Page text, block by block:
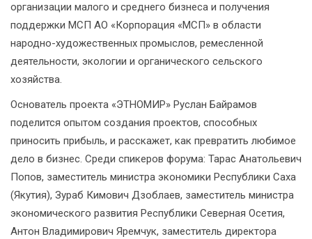
организации малого и среднего бизнеса и получения
поддержки МСП АО «Корпорация «МСП» в области
народно-художественных промыслов, ремесленной
деятельности, экологии и органического сельского
хозяйства.
Основатель проекта «ЭТНОМИР» Руслан Байрамов
поделится опытом создания проектов, способных
приносить прибыль, и расскажет, как превратить любимое
дело в бизнес. Среди спикеров форума: Тарас Анатольевич
Попов, заместитель министра экономики Республики Саха
(Якутия), Зураб Кимович Дзоблаев, заместитель министра
экономического развития Республики Северная Осетия,
Антон Владимирович Яремчук, заместитель директора